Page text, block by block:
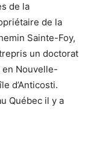
de la
de la
Sainte-Foy,
un doctorat
en Nouvelle-
d’Anticosti.
Québec il y a